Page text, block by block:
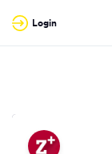
Login